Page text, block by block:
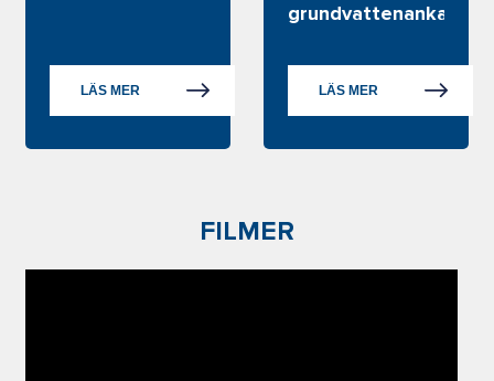
LÄS MER
grundvattenankare
LÄS MER
FILMER